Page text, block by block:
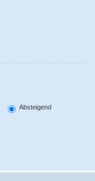
Absteigend